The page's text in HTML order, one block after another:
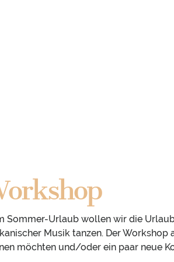
Sommer-Urlaub wollen wir die
Musik tanzen. Der Workshop
möchten und/oder ein paar neue